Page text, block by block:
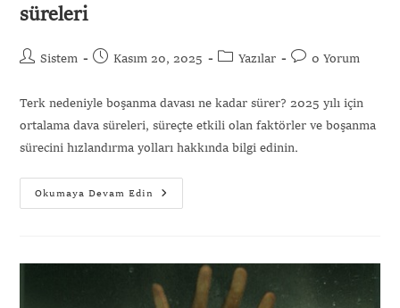
süreleri
Sistem Kasım 20, 2025 Yazılar 0 Yorum
Terk nedeniyle boşanma davası ne kadar sürer? 2025 yılı için
ortalama dava süreleri, süreçte etkili olan faktörler ve boşanma
sürecini hızlandırma yolları hakkında bilgi edinin.
Okumaya Devam Edin